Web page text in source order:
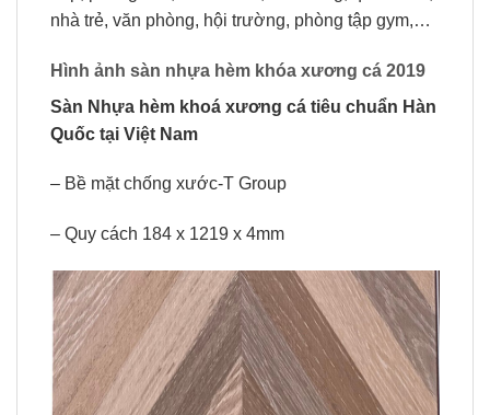
nhà trẻ, văn phòng, hội trường, phòng tập gym,…
Hình ảnh sàn nhựa hèm khóa xương cá 2019
Sàn Nhựa hèm khoá xương cá tiêu chuẩn Hàn
Quốc tại Việt Nam
– Bề mặt chống xước-T Group
– Quy cách 184 x 1219 x 4mm